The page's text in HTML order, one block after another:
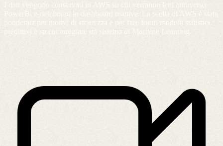
I dati vengono conservati in AWS su cui verranno letti attraverso
PowerBi e rielaborati in dashboard reattive. La scelta di AWS è stata
ponderata per motivi di sicurezza e per fare futuri modelli statistici,
predittivi e su cui integrare un sistema di Machine Learning.